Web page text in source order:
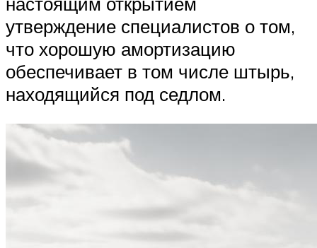
утверждение специалистов о том,
что хорошую амортизацию
обеспечивает в том числе штырь,
находящийся под седлом.